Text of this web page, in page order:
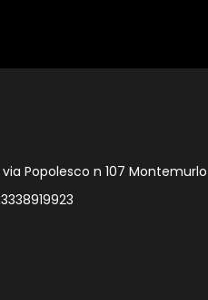
via Popolesco n 107
3338919923